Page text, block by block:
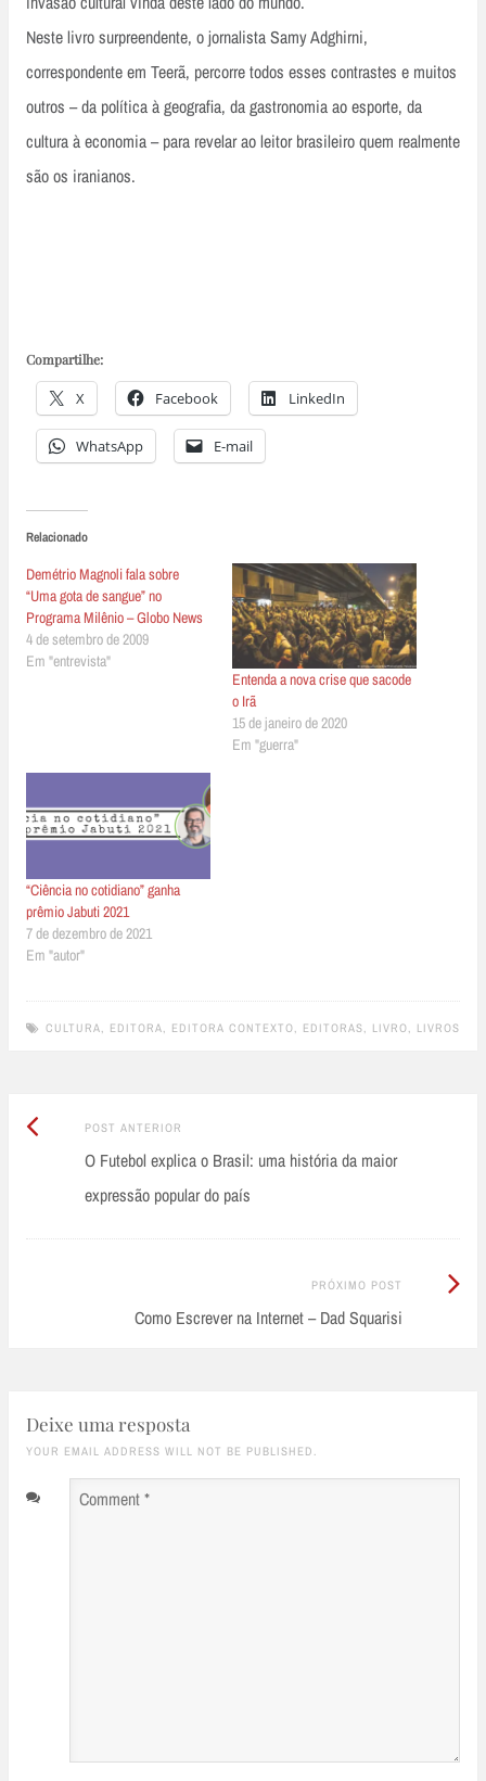
Neste livro surpreendente, o jornalista Samy Adghirni,
correspondente em Teerã, percorre todos esses contrastes e muitos
outros – da política à geografia, da gastronomia ao esporte, da
cultura à economia – para revelar ao leitor brasileiro quem realmente
são os iranianos.
Compartilhe:
X Facebook LinkedIn
WhatsApp E-mail
Relacionado
Demétrio Magnoli fala sobre
“Uma gota de sangue” no
Programa Milênio – Globo News
4 de setembro de 2009
Em "entrevista"
Entenda a nova crise que sacode
o Irã
15 de janeiro de 2020
Em "guerra"
“Ciência no cotidiano” ganha
prêmio Jabuti 2021
7 de dezembro de 2021
Em "autor"
CULTURA, EDITORA, EDITORA CONTEXTO, EDITORAS, LIVRO, LIVROS
Post
navigation
POST ANTERIOR
Anterior:
O Futebol explica o Brasil: uma história da maior
expressão popular do país
PRÓXIMO POST
Como Escrever na Internet – Dad Squarisi
Próximo
Deixe uma resposta
YOUR EMAIL ADDRESS WILL NOT BE PUBLISHED.
Comment